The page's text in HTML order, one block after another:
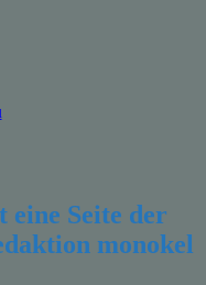
eine Seite der
monokel